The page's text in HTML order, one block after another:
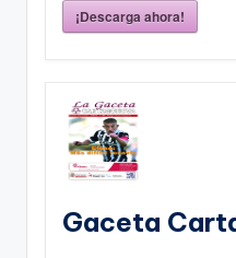
¡Descarga ahora!
Gaceta